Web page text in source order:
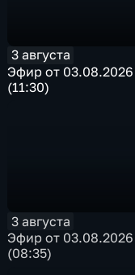
3 августа
Эфир от 03.08.2026
(11:30)
3 августа
Эфир от 03.08.2026
(08:35)